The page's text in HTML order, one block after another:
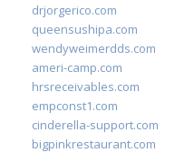
drjorgerico.com
queensushipa.com
wendyweimerdds.com
ameri-camp.com
hrsreceivables.com
empconst1.com
cinderella-support.com
bigpinkrestaurant.com